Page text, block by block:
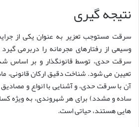
نتیجه گیری
سرقت مستوجب تعزیر به عنوان یکی از
وسیعی از رفتارهای مجرمانه را دربرمی
سرقت حدی، توسط قانونگذار و بر اساس
تعیین می شود. شناخت دقیق ارکان قانونی،
آن با سرقت حدی، و آشنایی با انواع و
ساده و مشدد) برای هر شهروندی، به ویژه
هایی هستند، حیاتی است.